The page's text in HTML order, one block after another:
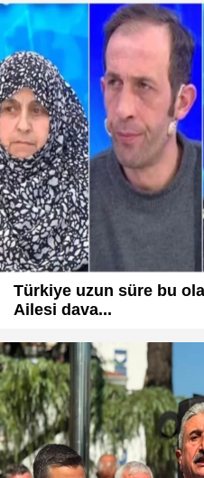
Türkiye uzun süre bu
Ailesi dava...